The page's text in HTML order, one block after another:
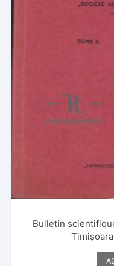
Bulletin